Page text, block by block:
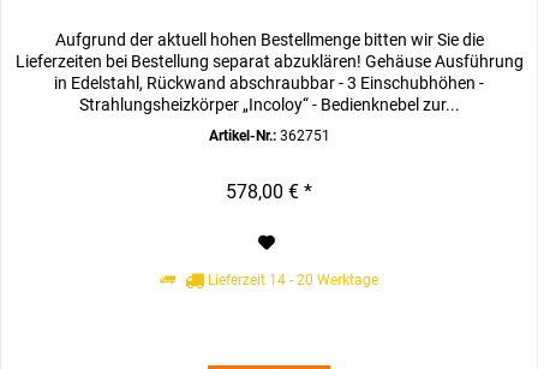
Aufgrund der aktuell hohen Bestellmenge bitten wir Sie die
Lieferzeiten bei Bestellung separat abzuklären! Gehäuse Ausführung
in Edelstahl, Rückwand abschraubbar - 3 Einschubhöhen -
Strahlungsheizkörper „Incoloy“ - Bedienknebel zur...
Artikel-Nr.:362751
578,00 € *
Lieferzeit 14 - 20 Werktage